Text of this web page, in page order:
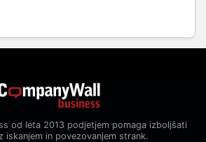
od leta 2013 podjetjem pomaga izboljšati
iskanjem in povezovanjem strank.